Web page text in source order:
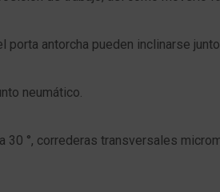
antorcha pueden inclinarse
neumático.
30 °, correderas transversales